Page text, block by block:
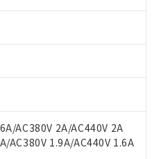
AC380V 2A/AC440V 2A
AC380V 1.9A/AC440V 1.6A
ださい。
いる更新日時点での社内デー
引先、またはお客様担当のオ
販売ネットワーク
」をご確認
100ppm以下、
以下
がないことを確認しています。
下であることを示します。
超えていることを示します。
ください。
、 PBDEs(ポリ臭化ジフェニルエ
本国政府の輸出許可(または役
するなど、違法に輸出されな
器、生物兵器またはその他武
上記1、2および3の内容を当該
が違法に輸出するおそれがあ